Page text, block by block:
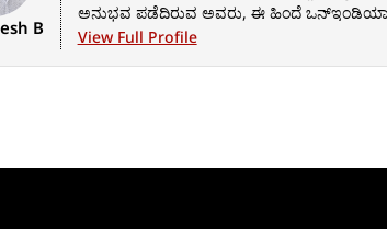
B
ಅನುಭವ ಪಡೆದಿರುವ ಅವರು, ಈ ಹಿಂದೆ
ವಿಭಾಗದಲ್ಲಿಯೂ ಉಪಸಂಪಾದಕರಾಗಿ ಸೇವೆ ಸಲ್ಲಿಸಿದ್ದಾರೆ.
View Full Profile